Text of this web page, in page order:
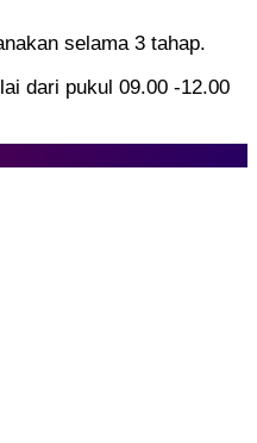
selama 3 tahap.
dari pukul 09.00 -12.00